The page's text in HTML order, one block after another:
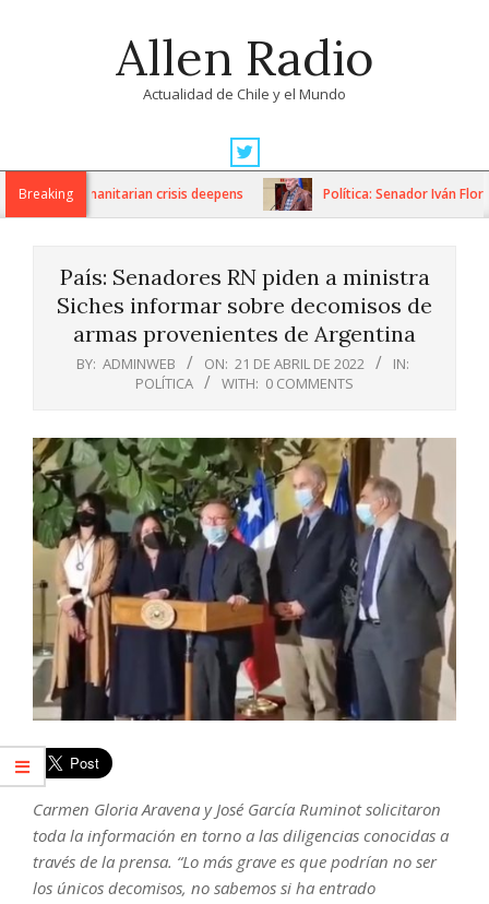
Allen Radio
Actualidad de Chile y el Mundo
Navigation
MenuBreaking
as humanitarian crisis deepens Política: Senador Iván Flores
País: Senadores RN piden a ministra
Siches informar sobre decomisos de
armas provenientes de Argentina
BY: ADMINWEB ON: 21 DE ABRIL DE 2022
IN:
POLÍTICA
WITH: 0 COMMENTS
Carmen Gloria Aravena y José García Ruminot solicitaron
toda la información en torno a las diligencias conocidas a
través de la prensa. “Lo más grave es que podrían no ser
los únicos decomisos, no sabemos si ha entrado